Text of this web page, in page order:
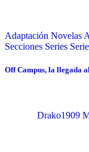
Adaptación Novelas
Secciones Series
Off Campus, la llegada
Drako1909